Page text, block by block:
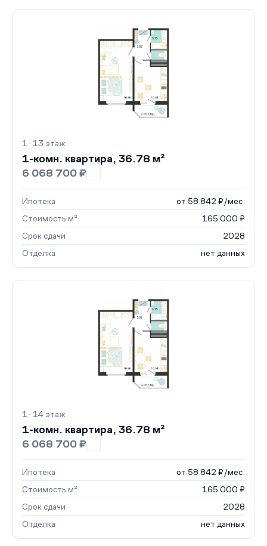
1 · 13 этаж
1-комн. квартира, 36.78 м²
6 068 700 ₽
Ипотека
от 58 842 ₽/мес.
Стоимость м²
165 000 ₽
Срок сдачи
2028
Отделка
нет данных
1 · 14 этаж
1-комн. квартира, 36.78 м²
6 068 700 ₽
Ипотека
от 58 842 ₽/мес.
Стоимость м²
165 000 ₽
Срок сдачи
2028
Отделка
нет данных